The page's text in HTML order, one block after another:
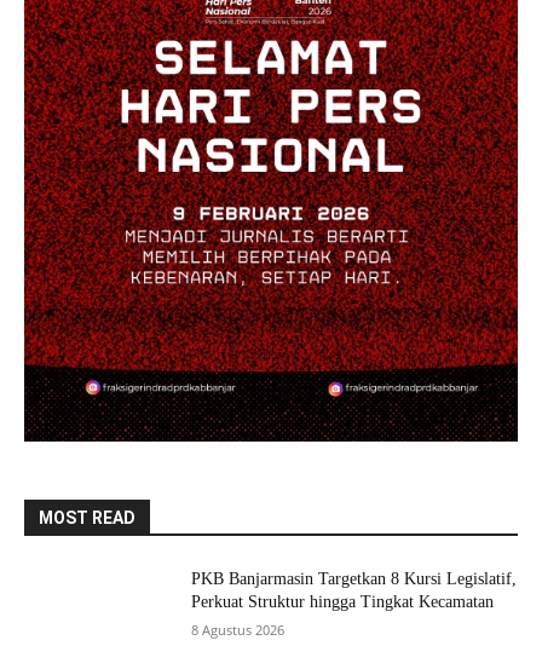
MOST READ
PKB Banjarmasin Targetkan 8 Kursi Legislatif,
Perkuat Struktur hingga Tingkat Kecamatan
8 Agustus 2026